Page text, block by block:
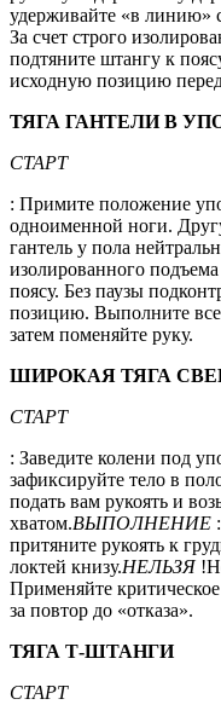
удерживайте «в линию»
За счет строго
подтяните штангу к
исходную позицию
ТЯГА ГАНТЕЛИ В
СТАРТ
: Примите положение
одноименной ноги.
гантель у пола
изолированного
поясу. Без паузы
позицию. Выполните
затем поменяйте руку.
ШИРОКАЯ ТЯГА
СТАРТ
: Заведите колени под
зафиксируйте тело в
подать вам рукоять и
хватом.ВЫПОЛНЕНИЕ
притяните рукоять к
локтей книзу.НЕЛЬЗЯ
Применяйте
за повтор до «отказа».
ТЯГА Т-ШТАНГИ
СТАРТ